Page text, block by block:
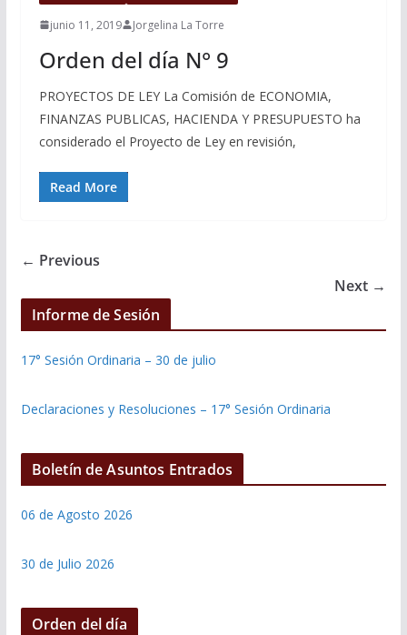
junio 11, 2019 Jorgelina La Torre
Orden del día N° 9
PROYECTOS DE LEY La Comisión de ECONOMIA,
FINANZAS PUBLICAS, HACIENDA Y PRESUPUESTO ha
considerado el Proyecto de Ley en revisión,
Read More
← Previous
Next →
Informe de Sesión
17° Sesión Ordinaria – 30 de julio
Declaraciones y Resoluciones – 17° Sesión Ordinaria
Boletín de Asuntos Entrados
06 de Agosto 2026
30 de Julio 2026
Orden del día